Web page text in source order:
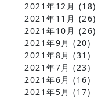
2021年12月 (18)
2021年11月 (26)
2021年10月 (26)
2021年9月 (20)
2021年8月 (31)
2021年7月 (23)
2021年6月 (16)
2021年5月 (17)